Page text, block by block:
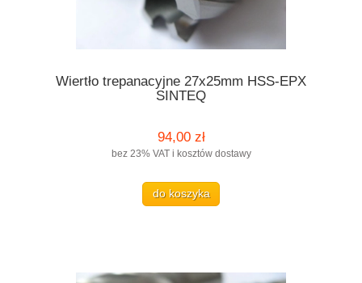
Wiertło trepanacyjne 27x25mm HSS-EPX
SINTEQ
94,00 zł
bez 23% VAT i kosztów dostawy
do koszyka